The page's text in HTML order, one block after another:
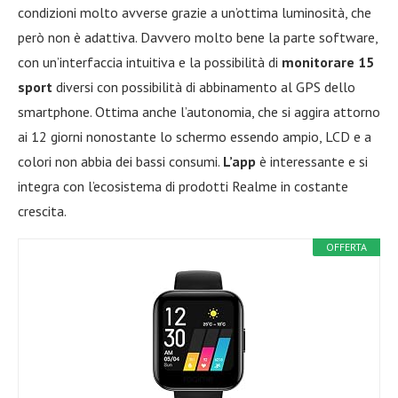
condizioni molto avverse grazie a un’ottima luminosità, che
però non è adattiva. Davvero molto bene la parte software,
con un’interfaccia intuitiva e la possibilità di monitorare 15
sport diversi con possibilità di abbinamento al GPS dello
smartphone. Ottima anche l’autonomia, che si aggira attorno
ai 12 giorni nonostante lo schermo essendo ampio, LCD e a
colori non abbia dei bassi consumi. L’app è interessante e si
integra con l’ecosistema di prodotti Realme in costante
crescita.
OFFERTA